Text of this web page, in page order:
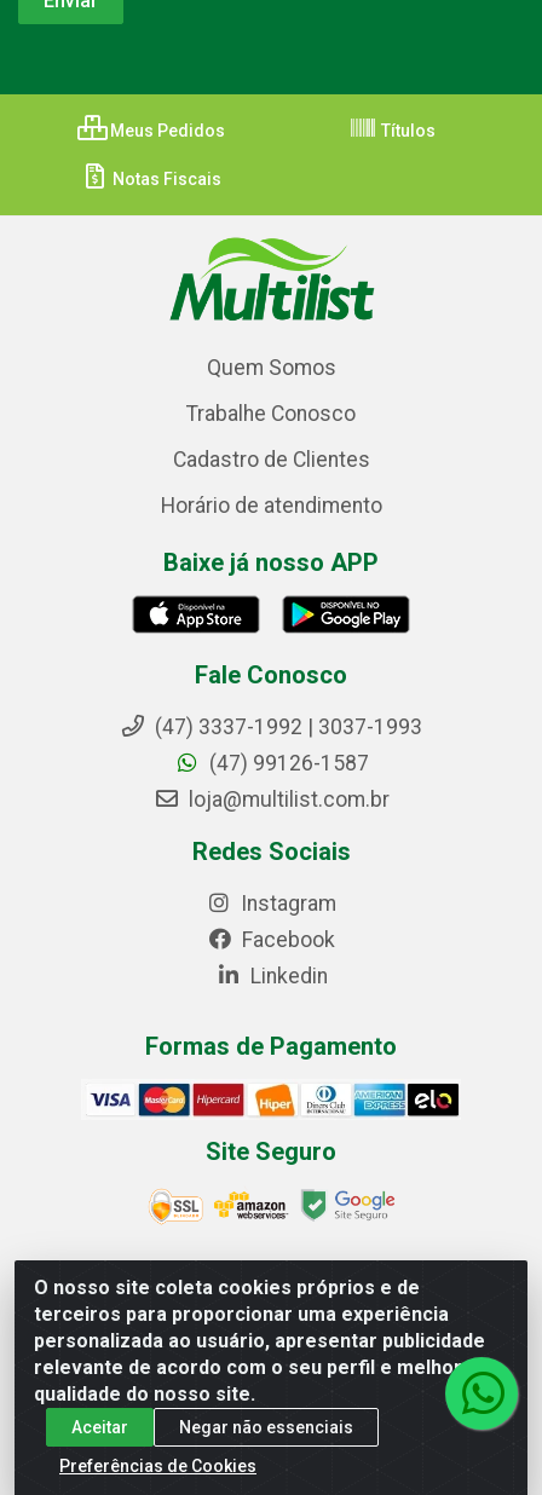
O nosso site coleta cookies próprios e de
terceiros para proporcionar uma experiência
personalizada ao usuário, apresentar publicidade
relevante de acordo com o seu perfil e melhorar a
qualidade do nosso site.
Aceitar
Negar não essenciais
Preferências de Cookies
Meus Pedidos Títulos
Notas Fiscais
Quem Somos
Trabalhe Conosco
Cadastro de Clientes
Horário de atendimento
Baixe já nosso APP
Fale Conosco
(47) 3337-1992 | 3037-1993
(47) 99126-1587
loja@multilist.com.br
Redes Sociais
Instagram
Facebook
Linkedin
Formas de Pagamento
Site Seguro
Multilist Distribuidora de Cosméticos LTDA - Rua Anfilóquio
Nunes Pires, 4785 - Bela Vista, Gaspar/SC - CEP 89.111-081 -
CNPJ 07.597.795/0001-06